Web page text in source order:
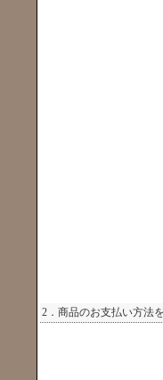
2．商品のお支払い方法